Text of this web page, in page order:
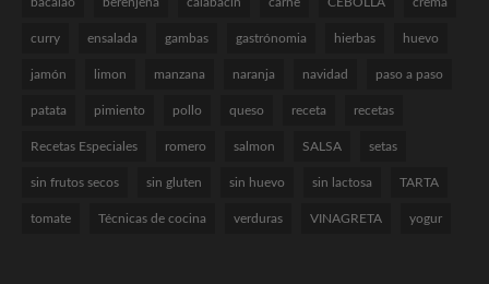
curry ensalada gambas gastrónomia hierbas huevo
jamón limon manzana naranja navidad paso a paso
patata pimiento pollo queso receta recetas
Recetas Especiales romero salmon SALSA setas
sin frutos secos sin gluten sin huevo sin lactosa TARTA
tomate Técnicas de cocina verduras VINAGRETA yogur